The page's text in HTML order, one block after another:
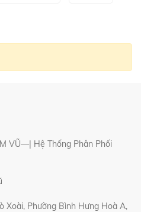
VŨ—| Hệ Thống Phân Phối
Xoài, Phường Bình Hưng Hoà A,